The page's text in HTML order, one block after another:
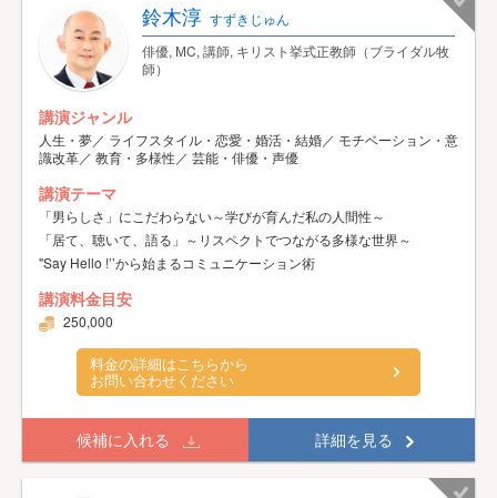
鈴木淳 すずきじゅん
俳優, МC, 講師, キリスト挙式正教師（ブライダル牧
師）
講演ジャンル
人生・夢／ ライフスタイル・恋愛・婚活・結婚／ モチベーション・意
識改革／ 教育・多様性／ 芸能・俳優・声優
講演テーマ
「男らしさ」にこだわらない～学びが育んだ私の人間性～
「居て、聴いて、語る」～リスペクトでつながる多様な世界～
''Say Hello !’’から始まるコミュニケーション術
講演料金目安
250,000
料金の詳細はこちらから
お問い合わせください
候補に入れる 詳細を見る